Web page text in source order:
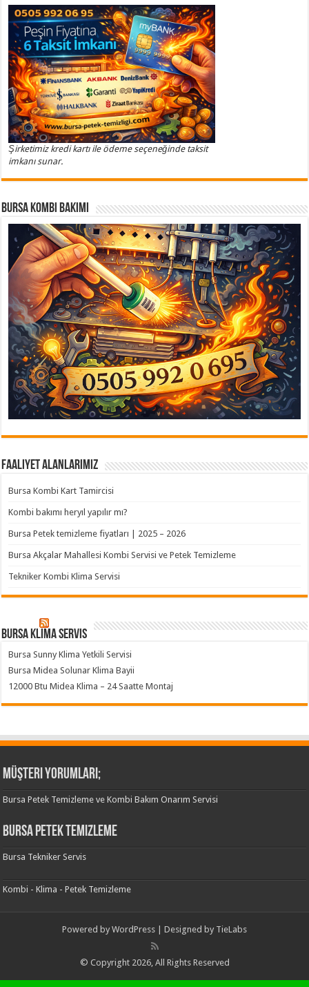
Şirketimiz kredi kartı ile ödeme seçeneğinde taksit
imkanı sunar.
Bursa Kombi Bakımı
Faaliyet Alanlarımız
Bursa Kombi Kart Tamircisi
Kombi bakımı heryıl yapılır mı?
Bursa Petek temizleme fiyatları | 2025 – 2026
Bursa Akçalar Mahallesi Kombi Servisi ve Petek Temizleme
Tekniker Kombi Klima Servisi
Bursa klima servis
Bursa Sunny Klima Yetkili Servisi
Bursa Midea Solunar Klima Bayii
12000 Btu Midea Klima – 24 Saatte Montaj
Müşteri Yorumları;
Bursa Petek Temizleme ve Kombi Bakım Onarım Servisi
Bursa Petek Temizleme
Bursa Tekniker Servis
Kombi - Klima - Petek Temizleme
Powered by WordPress | Designed by TieLabs
© Copyright 2026, All Rights Reserved